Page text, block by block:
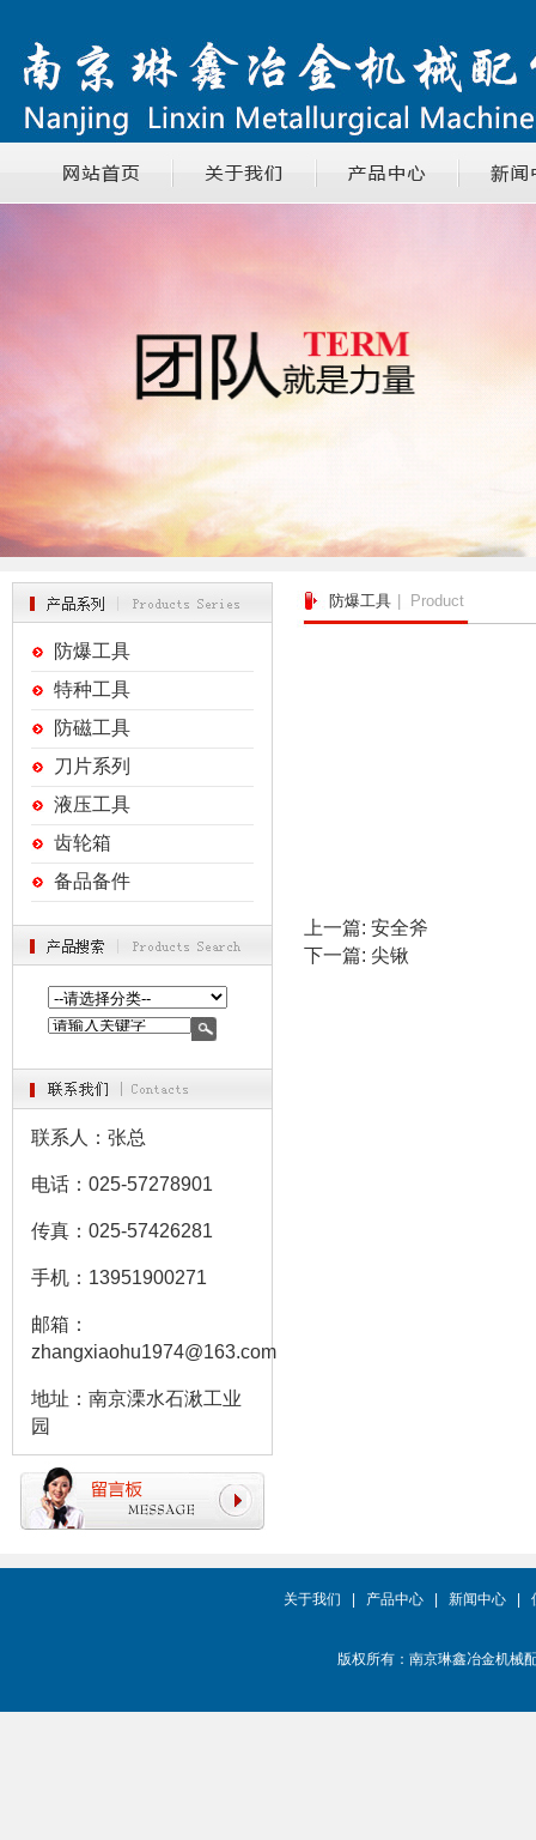
防爆工具
特种工具
防磁工具
刀片系列
液压工具
齿轮箱
备品备件
联系人：张总
电话：025-57278901
传真：025-57426281
手机：13951900271
邮箱：
zhangxiaohu1974@163.com
地址：南京溧水石湫工业
园
防爆工具 | Product
上一篇: 安全斧
下一篇: 尖锹
关于我们 产品中心| 新闻中心|
版权所有：南京琳鑫冶金机